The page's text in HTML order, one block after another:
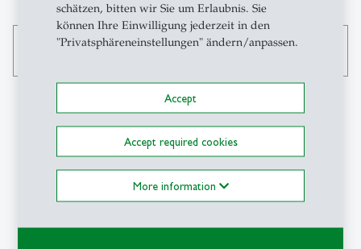
schätzen, bitten wir Sie um Erlaubnis. Sie
können Ihre Einwilligung jederzeit in den
"Privatsphäreneinstellungen" ändern/anpassen.
Accept
Accept required cookies
More information
Contacto
CLS-HSG
Centro Latinoamericano-
Suizo